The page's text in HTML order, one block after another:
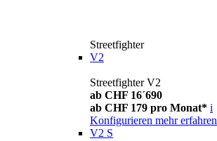
Streetfighter
V2
Streetfighter V2
ab CHF 16´690
ab CHF 179 pro Monat* i
Konfigurieren mehr erfahren
V2 S